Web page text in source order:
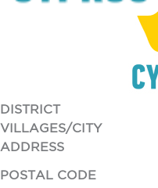
DISTRICT
VILLAGES/CITY
ADDRESS
POSTAL CODE